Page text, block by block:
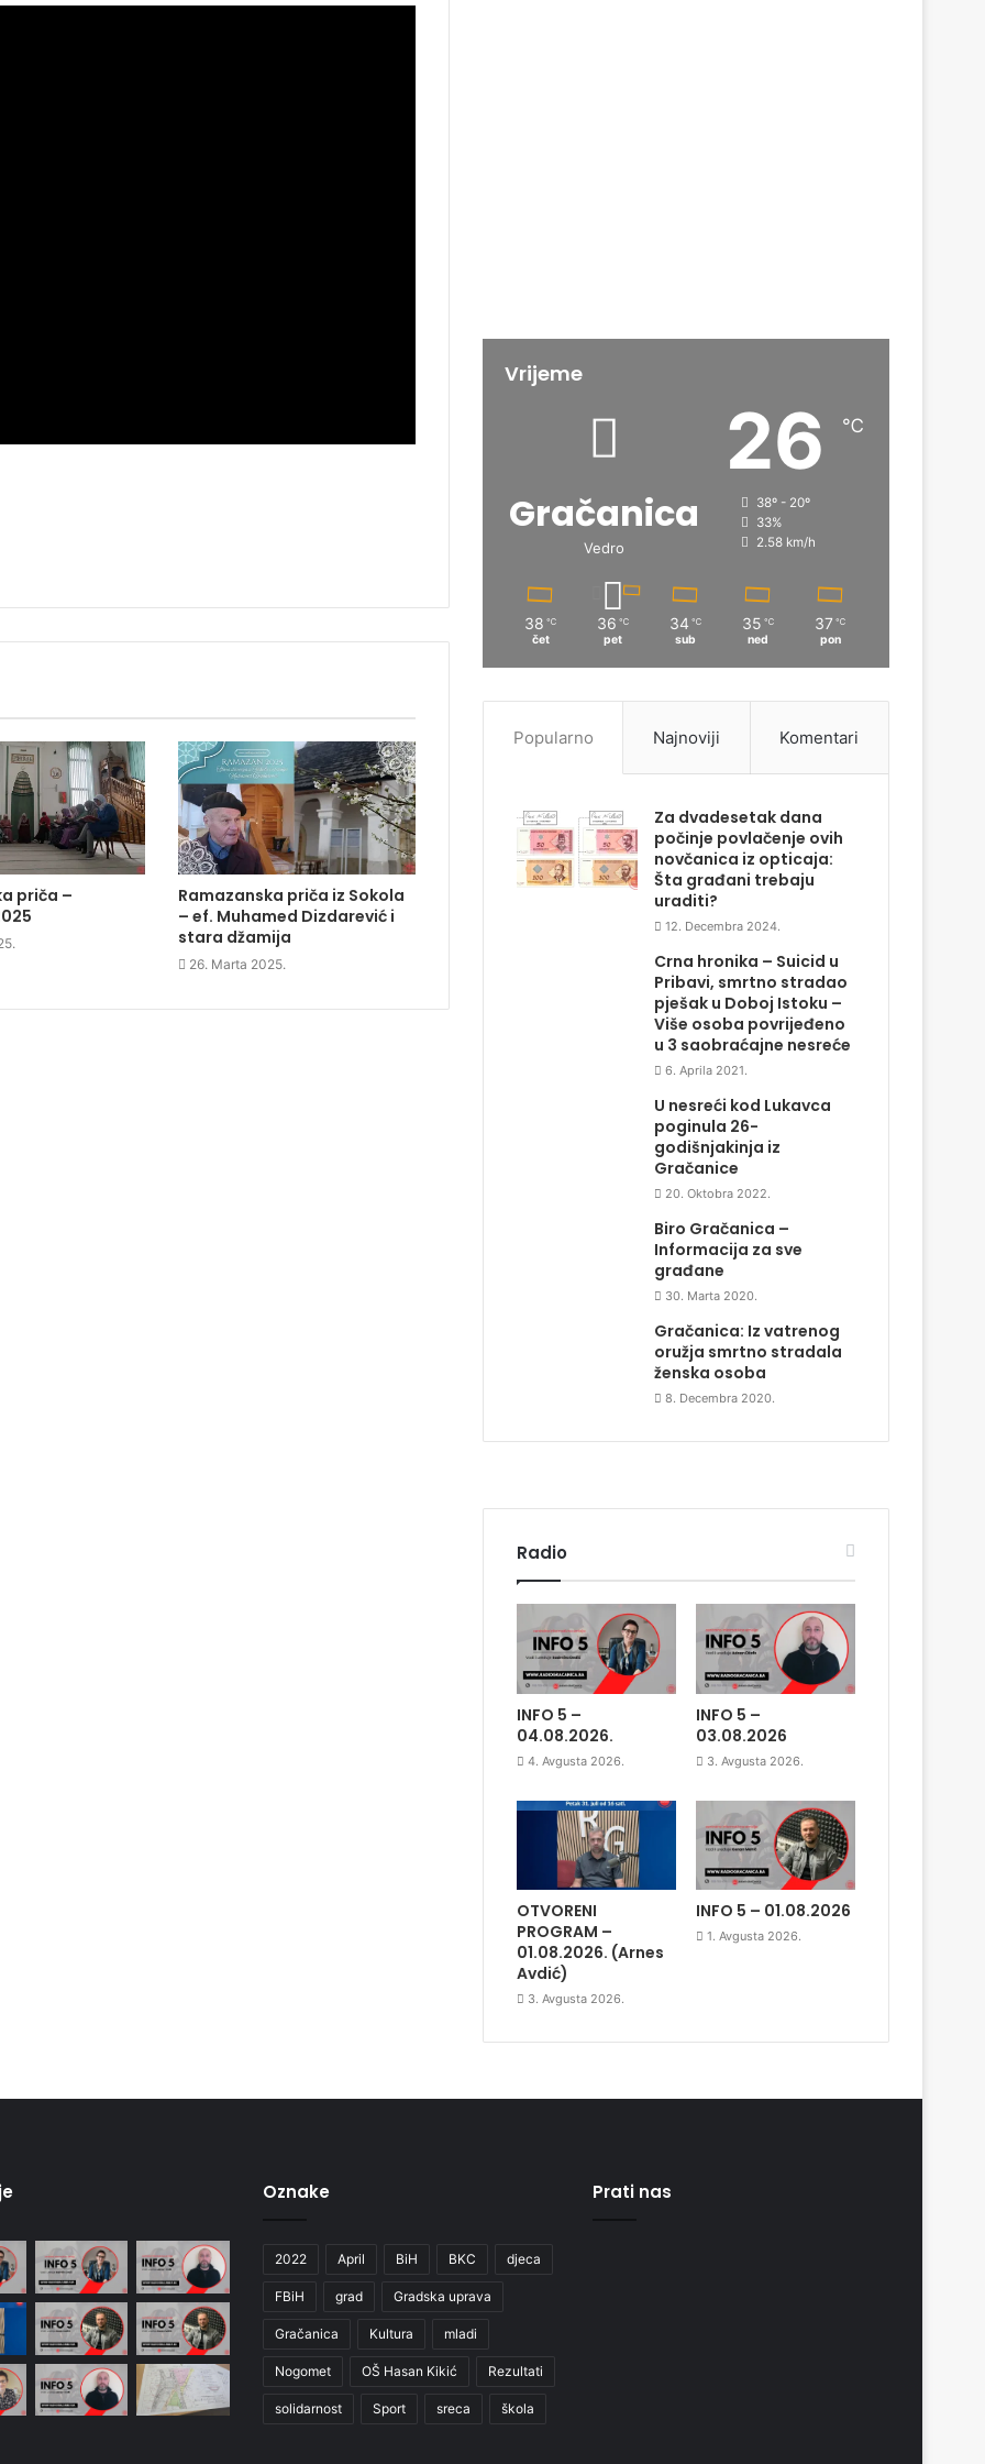
priča –
Ramazanska priča iz Sokola
– ef. Muhamed Dizdarević i
stara džamija
26. Marta 2025.
Vrijeme
Gračanica
Vedro
26 ℃
38º - 20º
33%
2.58 km/h
38 ℃
čet
36 ℃
pet
34 ℃
sub
35 ℃
ned
37 ℃
pon
Popularno Najnoviji Komentari
Za dvadesetak dana
počinje povlačenje ovih
novčanica iz opticaja:
Šta građani trebaju
uraditi?
12. Decembra 2024.
Crna hronika – Suicid u
Pribavi, smrtno stradao
pješak u Doboj Istoku –
Više osoba povrijeđeno
u 3 saobraćajne nesreće
6. Aprila 2021.
U nesreći kod Lukavca
poginula 26-
godišnjakinja iz
Gračanice
20. Oktobra 2022.
Biro Gračanica –
Informacija za sve
građane
30. Marta 2020.
Gračanica: Iz vatrenog
oružja smrtno stradala
ženska osoba
8. Decembra 2020.
Radio
INFO 5 –
04.08.2026.
4. Avgusta 2026.
INFO 5 –
03.08.2026
3. Avgusta 2026.
OTVORENI
PROGRAM –
01.08.2026. (Arnes
Avdić)
3. Avgusta 2026.
INFO 5 – 01.08.2026
1. Avgusta 2026.
Oznake
2022 April BiH BKC djeca
FBiH grad Gradska uprava
Gračanica Kultura mladi
Nogomet OŠ Hasan Kikić Rezultati
solidarnost Sport sreca škola
Prati nas